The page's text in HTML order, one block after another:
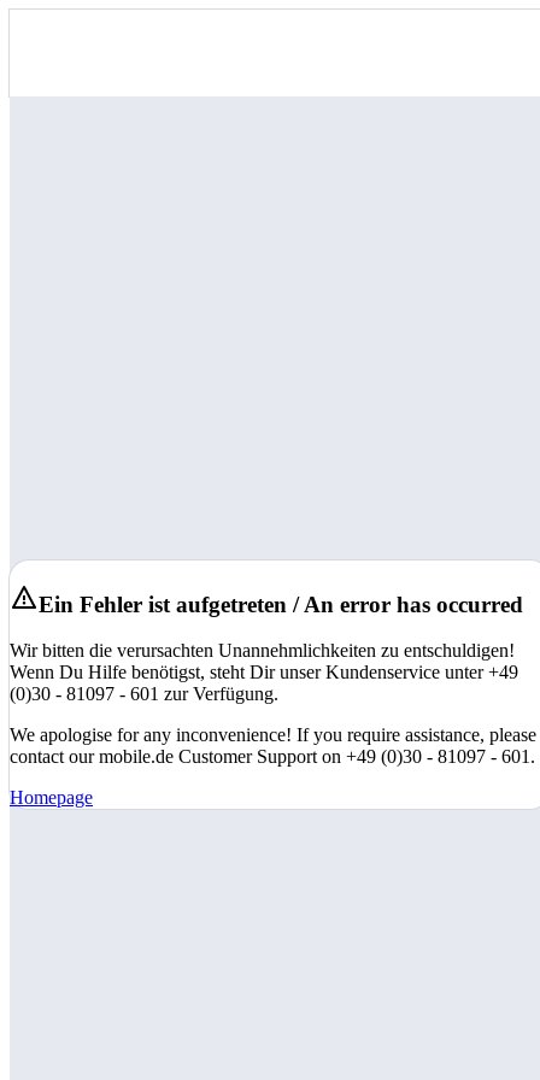
Ein Fehler ist aufgetreten / An error has occurred
Wir bitten die verursachten Unannehmlichkeiten zu entschuldigen!
Wenn Du Hilfe benötigst, steht Dir unser Kundenservice unter +49
(0)30 - 81097 - 601 zur Verfügung.
We apologise for any inconvenience! If you require assistance, please
contact our mobile.de Customer Support on +49 (0)30 - 81097 - 601.
Homepage